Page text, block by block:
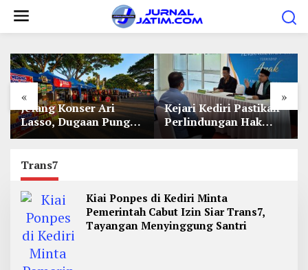
« »
Jelang Konser Ari
Lasso, Dugaan Pungli
Lapak UMKM di Hari
Kejari Kediri Pastikan
Perlindungan Hak
Anak Lewat Penetapan
Trans7
Kiai Ponpes di Kediri Minta
Pemerintah Cabut Izin Siar Trans7,
Tayangan Menyinggung Santri